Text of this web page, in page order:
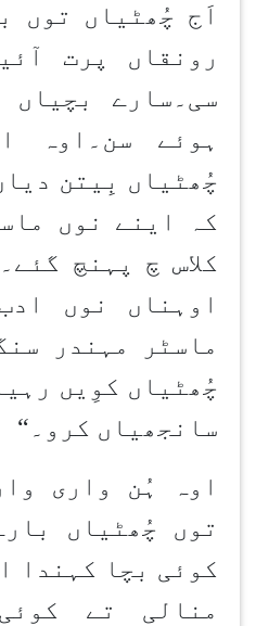
اَج چُھٹیاں توں
رونقاں پرت
سی۔سارے
ہوئے سن۔اوہ
چُھٹیاں بِیتن
کہ اینے نوں
کلاس چ پہنچ
اوہناں نوں
ماسٹر مہندر
چُھٹیاں کوِیں
سانجھیاں کرو۔“
اوہ ہُن واری
توں چُھٹیاں
کوئی بچا کہندا
منالی تے